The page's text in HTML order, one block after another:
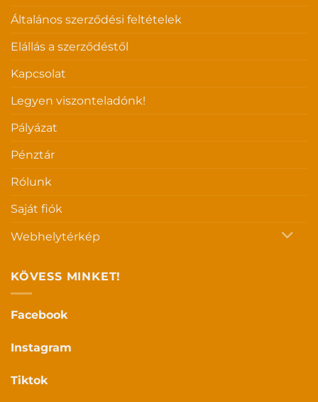
Általános szerződési feltételek
Elállás a szerződéstől
Kapcsolat
Legyen viszonteladónk!
Pályázat
Pénztár
Rólunk
Saját fiók
Webhelytérkép
KÖVESS MINKET!
Facebook
Instagram
Tiktok